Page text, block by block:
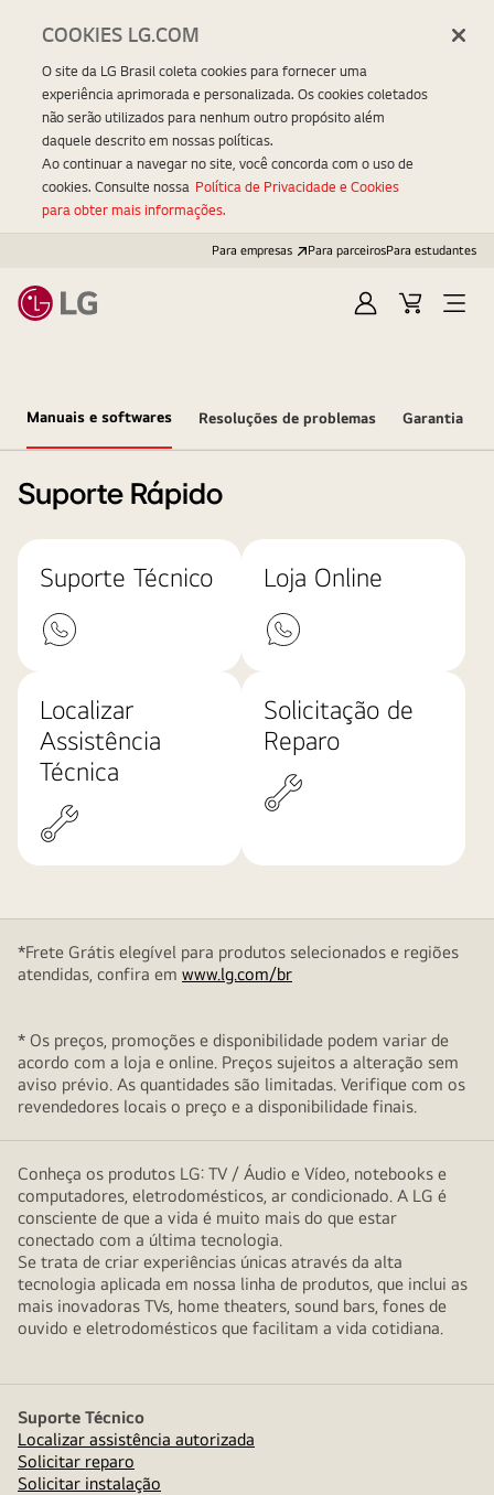
Para empresas Para parceirosPara estudantes
EntrarCarrinhoOpen
Manuais e softwares Resoluções de problemas Garantia
Suporte Rápido
Suporte Técnico Loja Online
Localizar
Assistência
Técnica
Solicitação de
Reparo
*Frete Grátis elegível para produtos selecionados e regiões
atendidas, confira em www.lg.com/br
* Os preços, promoções e disponibilidade podem variar de
acordo com a loja e online. Preços sujeitos a alteração sem
aviso prévio. As quantidades são limitadas. Verifique com os
revendedores locais o preço e a disponibilidade finais.
Conheça os produtos LG: TV / Áudio e Vídeo, notebooks e
computadores, eletrodomésticos, ar condicionado. A LG é
consciente de que a vida é muito mais do que estar
conectado com a última tecnologia.
Se trata de criar experiências únicas através da alta
tecnologia aplicada em nossa linha de produtos, que inclui as
mais inovadoras TVs, home theaters, sound bars, fones de
ouvido e eletrodomésticos que facilitam a vida cotidiana.
Suporte Técnico
Localizar assistência autorizada
Solicitar reparo
Solicitar instalação
COOKIES LG.COM
O site da LG Brasil coleta cookies para fornecer uma
experiência aprimorada e personalizada. Os cookies coletados
não serão utilizados para nenhum outro propósito além
daquele descrito em nossas políticas.
Ao continuar a navegar no site, você concorda com o uso de
cookies. Consulte nossa Política de Privacidade e Cookies
para obter mais informações.